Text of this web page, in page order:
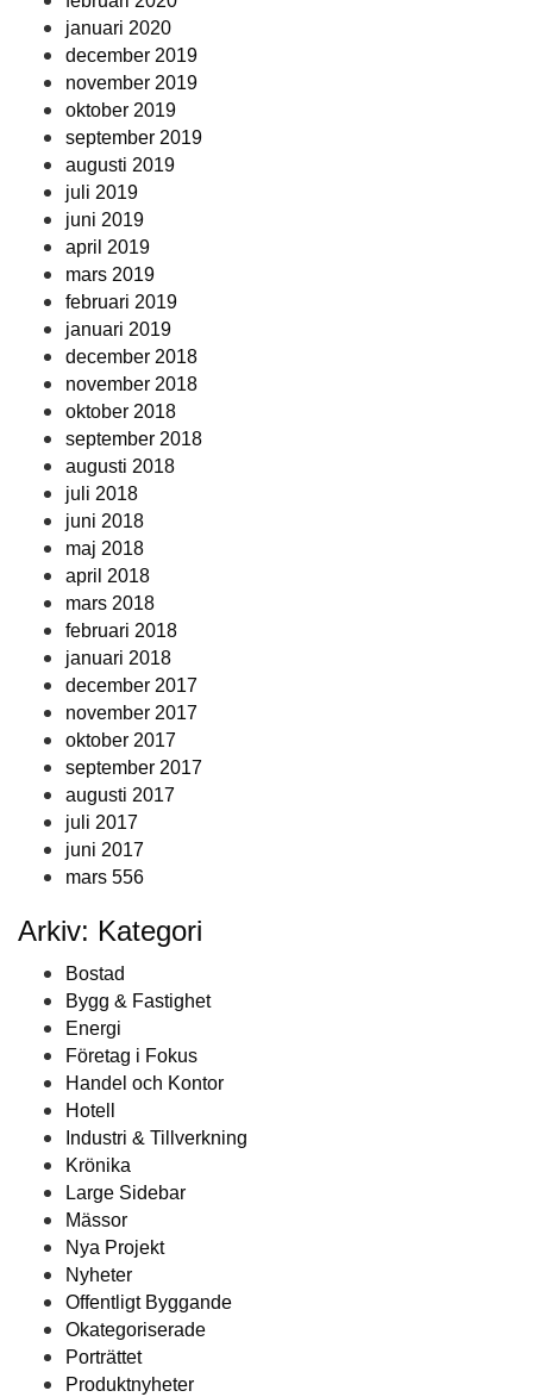
januari 2020
december 2019
november 2019
oktober 2019
september 2019
augusti 2019
juli 2019
juni 2019
april 2019
mars 2019
februari 2019
januari 2019
december 2018
november 2018
oktober 2018
september 2018
augusti 2018
juli 2018
juni 2018
maj 2018
april 2018
mars 2018
februari 2018
januari 2018
december 2017
november 2017
oktober 2017
september 2017
augusti 2017
juli 2017
juni 2017
mars 556
Arkiv: Kategori
Bostad
Bygg & Fastighet
Energi
Företag i Fokus
Handel och Kontor
Hotell
Industri & Tillverkning
Krönika
Large Sidebar
Mässor
Nya Projekt
Nyheter
Offentligt Byggande
Okategoriserade
Porträttet
Produktnyheter